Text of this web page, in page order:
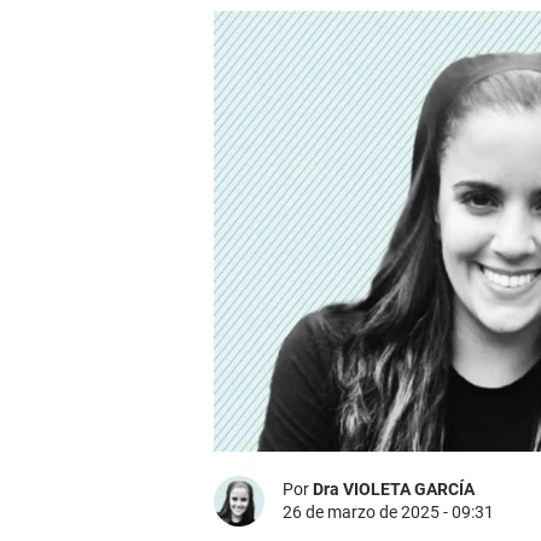
PorDra VIOLETA GARCÍA
26 de marzo de 2025 - 09:31